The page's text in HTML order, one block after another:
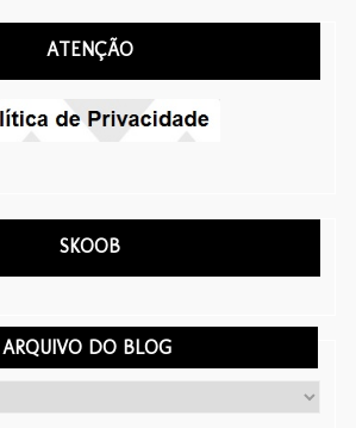
ATENÇÃO
SKOOB
ARQUIVO DO BLOG